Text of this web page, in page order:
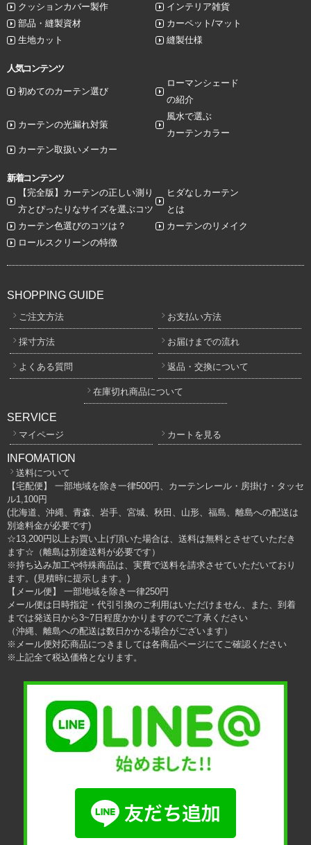
クッションカバー製作
インテリア雑貨
部品・縫製資材
カーペット/マット
生地カット
縫製仕様
人気コンテンツ
初めてのカーテン選び
ローマンシェード
の紹介
カーテンの光漏れ対策
風水で選ぶ
カーテンカラー
カーテン取扱いメーカー
新着コンテンツ
【完全版】カーテンの正しい測り
方とぴったりなサイズを選ぶコツ
ヒダなしカーテン
とは
カーテン色選びのコツは？
カーテンのリメイク
ロールスクリーンの特徴
SHOPPING GUIDE
ご注文方法 お支払い方法
採寸方法 お届けまでの流れ
よくある質問 返品・交換について
在庫切れ商品について
SERVICE
マイページ カートを見る
INFOMATION
送料について
【宅配便】 一部地域を除き一律500円、カーテンレール・房掛け・タッセ
ル1,100円
(北海道、沖縄、青森、岩手、宮城、秋田、山形、福島、離島への配送は
別途料金が必要です)
☆13,200円以上お買い上げ頂いた場合は、送料は無料とさせていただき
ます☆（離島は別途送料が必要です）
※持ち込み加工や特殊商品は、実費で送料を請求させていただいており
ます。(見積時に提示します。)
【メール便】 一部地域を除き一律250円
メール便は日時指定・代引引換のご利用はいただけません、また、到着
までは発送日から3~7日程度かかりますのでご了承ください
（沖縄、離島への配送は数日かかる場合がございます）
※メール便対応商品につきましては各商品ページにてご確認ください
※上記全て税込価格となります。